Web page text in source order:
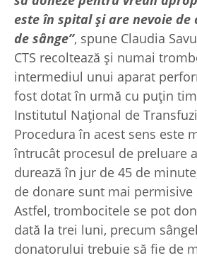
este în spital și are nevoie
de sânge”, spune Claudia
CTS recoltează și numai
intermediul unui aparat
fost dotat în urmă cu puțin
Institutul Național de
Procedura în acest sens este
întrucât procesul de preluare
durează în jur de 45 de
de donare sunt mai permisive
Astfel, trombocitele se pot
dată la trei luni, precum
donatorului trebuie să fie de